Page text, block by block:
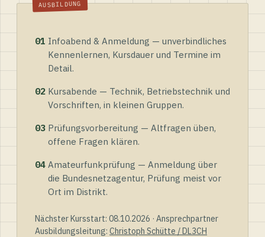
01 Infoabend & Anmeldung — unverbindliches
Kennenlernen, Kursdauer und Termine im
Detail.
02 Kursabende — Technik, Betriebstechnik und
Vorschriften, in kleinen Gruppen.
03 Prüfungsvorbereitung — Altfragen üben,
offene Fragen klären.
04 Amateurfunkprüfung — Anmeldung über
die Bundesnetzagentur, Prüfung meist vor
Ort im Distrikt.
Nächster Kursstart: 08.10.2026 · Ansprechpartner
Ausbildungsleitung: Christoph Schütte / DL3CH